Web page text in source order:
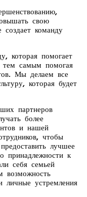
свою
создает команду
которая помогает
тем самым помогая
Мы делаем все
которая будет
партнеров
более
и нашей
чтобы
лучшее
принадлежности к
себя семьей
возможность
личные устремления